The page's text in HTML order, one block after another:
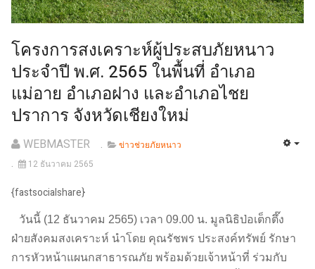
โครงการสงเคราะห์ผู้ประสบภัยหนาว
ประจำปี พ.ศ. 2565 ในพื้นที่ อำเภอ
แม่อาย อำเภอฝาง และอำเภอไชย
ปราการ จังหวัดเชียงใหม่
WEBMASTER
ข่าวช่วยภัยหนาว
12 ธันวาคม 2565
{fastsocialshare}
วันนี้ (12 ธันวาคม 2565) เวลา 09.00 น. มูลนิธิป่อเต็กตึ๊ง
ฝ่ายสังคมสงเคราะห์ นำโดย คุณรัชพร ประสงค์ทรัพย์ รักษา
การหัวหน้าแผนกสาธารณภัย พร้อมด้วยเจ้าหน้าที่ ร่วมกับ